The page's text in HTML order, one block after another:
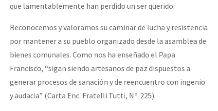
Fotorreportaje
Video
Semillero Guerra contra la Humanidad. (Las poblaciones y
la naturaleza bajo asedio)
Libros para descargar
que lamentablemente han perdido un ser querido.
Reconocemos y valoramos su caminar de lucha y resistencia
por mantener a su pueblo organizado desde la asamblea de
bienes comunales. Como nos ha enseñado el Papa
Francisco, “sigan siendo artesanos de paz dispuestos a
generar procesos de sanación y de reencuentro con ingenio
y audacia” (Carta Enc. Fratelli Tutti, Nº. 225).